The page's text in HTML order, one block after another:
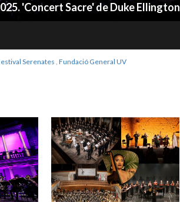
'Concert Sacre' de Duke Ellington
Serenates , Fundació General UV